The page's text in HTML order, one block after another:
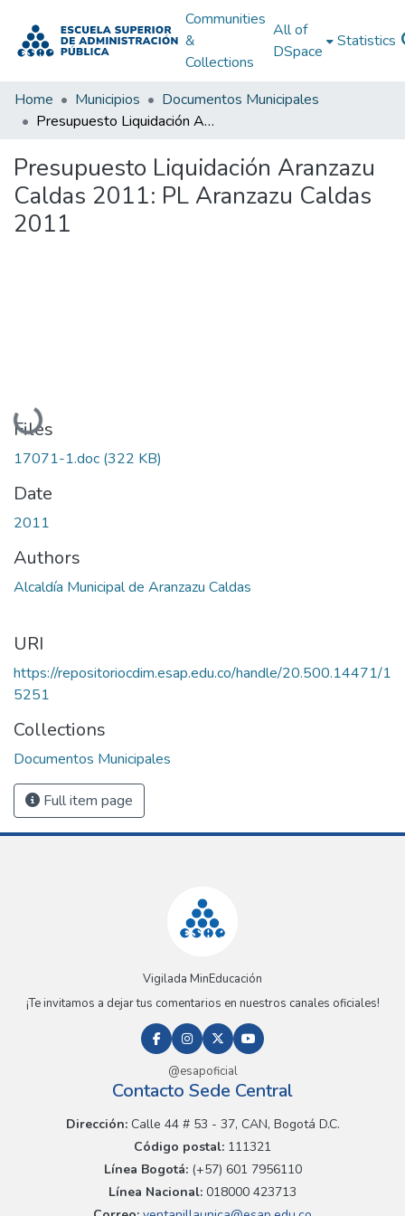
Communities
&
Collections
All of
DSpace
Statistics
Home Municipios
Documentos Municipales
Presupuesto Liquidación Aranzazu Caldas 2011: PL Aranzazu Caldas 2011
Presupuesto Liquidación Aranzazu
Caldas 2011: PL Aranzazu Caldas
2011
Loading...
Files
17071-1.doc (322 KB)
Date
2011
Authors
Alcaldía Municipal de Aranzazu Caldas
URI
https://repositoriocdim.esap.edu.co/handle/20.500.14471/1
5251
Collections
Documentos Municipales
Full item page
Vigilada MinEducación
¡Te invitamos a dejar tus comentarios en nuestros canales oficiales!
@esapoficial
Contacto Sede Central
Dirección:Calle 44 # 53 - 37, CAN, Bogotá D.C.
Código postal: 111321
Línea Bogotá:(+57) 601 7956110
Línea Nacional: 018000 423713